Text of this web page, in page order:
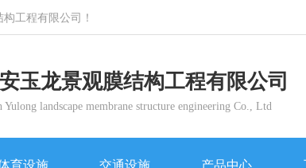
工程有限公司！
玉龙景观膜结构工程有限公司
Yulong landscape membrane structure engineering Co., Ltd
育设施
育设施
交通设施
交通设施
产品中心
产品中心